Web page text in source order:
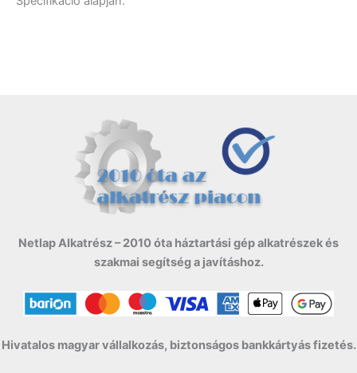
Netlap Alkatrész – 2010 óta háztartási gép alkatrészek és
szakmai segítség a javításhoz.
Hivatalos magyar vállalkozás, biztonságos bankkártyás fizetés.